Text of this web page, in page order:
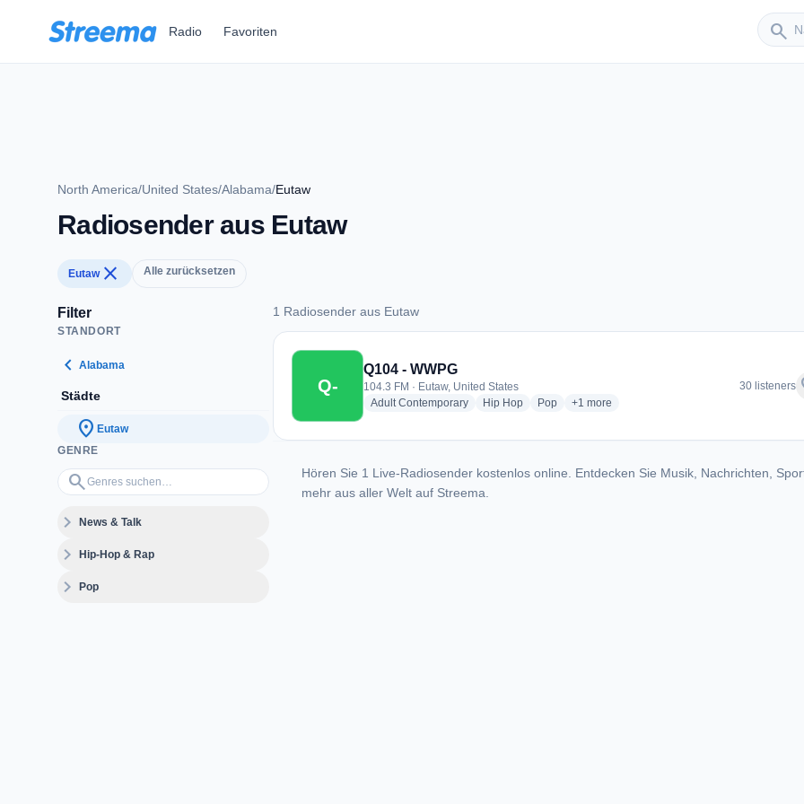
Radio Favoriten search
Sender
North America/United States/Alabama/Eutaw
Radiosender aus Eutaw
Eutawclose Alle zurücksetzen
Filter
STANDORT
chevron_left Alabama
Städte
location_on Eutaw
GENRE
search
Genres suchen…
expand_moreNews & Talk
expand_moreHip-Hop & Rap
expand_morePop
1 Radiosender aus Eutaw
1 Radiosender aus Eutaw
Q-
Q104 - WWPG
104.3 FM · Eutaw, United States
Adult Contemporaryradio stations
Hip Hopradio stations
Popradio stations
+1 more genres for Q104 - WWPG
more
30 listeners
Hören Sie 1 Live-Radiosender kostenlos online. Entdecken Sie Musik, Nachrichten,
mehr aus aller Welt auf Streema.